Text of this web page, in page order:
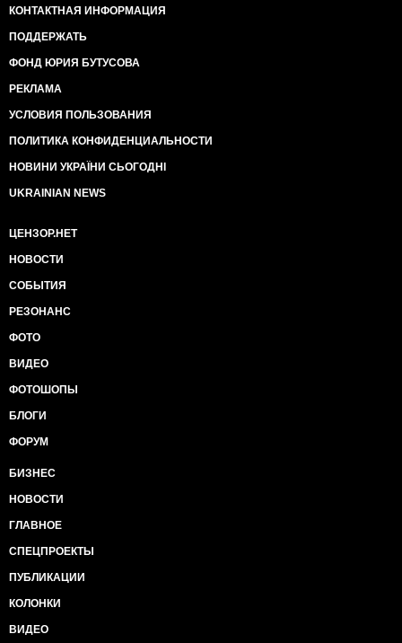
КОНТАКТНАЯ ИНФОРМАЦИЯ
ПОДДЕРЖАТЬ
ФОНД ЮРИЯ БУТУСОВА
РЕКЛАМА
УСЛОВИЯ ПОЛЬЗОВАНИЯ
ПОЛИТИКА КОНФИДЕНЦИАЛЬНОСТИ
НОВИНИ УКРАЇНИ СЬОГОДНІ
UKRAINIAN NEWS
ЦЕНЗОР.НЕТ
НОВОСТИ
СОБЫТИЯ
РЕЗОНАНС
ФОТО
ВИДЕО
ФОТОШОПЫ
БЛОГИ
ФОРУМ
БИЗНЕС
НОВОСТИ
ГЛАВНОЕ
СПЕЦПРОЕКТЫ
ПУБЛИКАЦИИ
КОЛОНКИ
ВИДЕО